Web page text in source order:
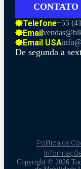
CONTATO
Telefone+55
Email
Email USA
De segunda a
Política de
Copyright © 2026